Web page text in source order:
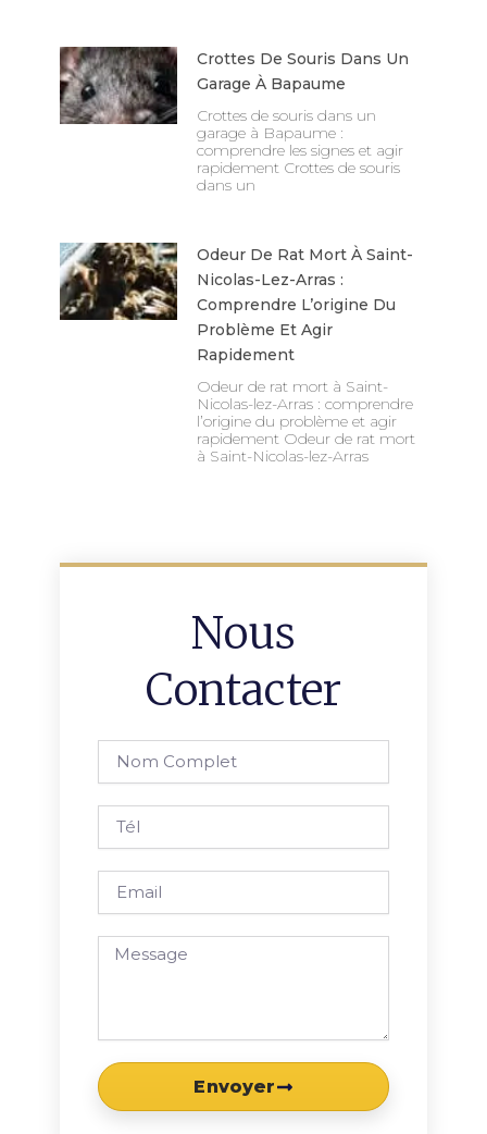
Crottes De Souris Dans Un
Garage À Bapaume
Crottes de souris dans un
garage à Bapaume :
comprendre les signes et agir
rapidement Crottes de souris
dans un
Odeur De Rat Mort À Saint-
Nicolas-Lez-Arras :
Comprendre L’origine Du
Problème Et Agir
Rapidement
Odeur de rat mort à Saint-
Nicolas-lez-Arras : comprendre
l’origine du problème et agir
rapidement Odeur de rat mort
à Saint-Nicolas-lez-Arras
Nous
Contacter
complet
Message
Envoyer